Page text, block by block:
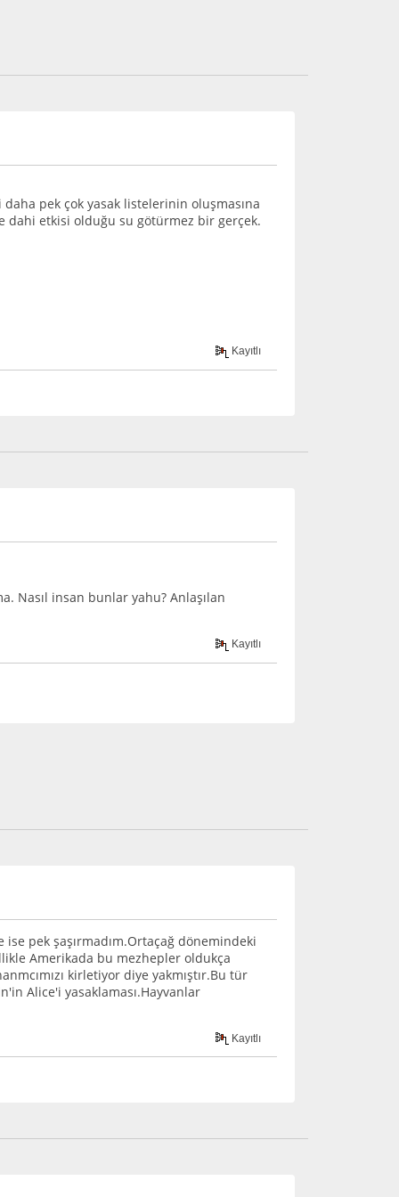
pek çok yasak listelerinin oluşmasına
dahi etkisi olduğu su götürmez bir gerçek.
Kayıtlı
Nasıl insan bunlar yahu? Anlaşılan
Kayıtlı
pek şaşırmadım.Ortaçağ dönemindeki
Amerikada bu mezhepler oldukça
kirletiyor diye yakmıştır.Bu tür
Alice'i yasaklaması.Hayvanlar
Kayıtlı